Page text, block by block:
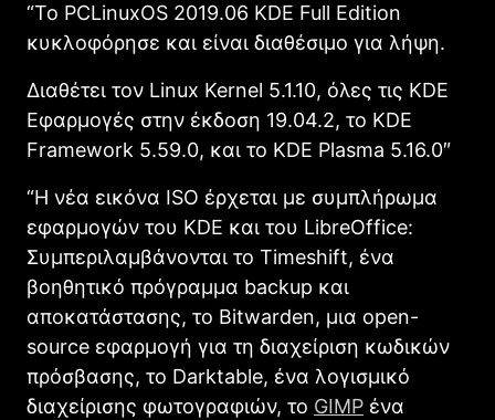
“Το PCLinuxOS 2019.06 KDE Full Edition
κυκλοφόρησε και είναι διαθέσιμο για λήψη.
Διαθέτει τον Linux Kernel 5.1.10, όλες τις KDE
Εφαρμογές στην έκδοση 19.04.2, το KDE
Framework 5.59.0, και το KDE Plasma 5.16.0″
“Η νέα εικόνα ISO έρχεται με συμπλήρωμα
εφαρμογών του KDE και του LibreOffice:
Συμπεριλαμβάνονται το Timeshift, ένα
βοηθητικό πρόγραμμα backup και
αποκατάστασης, το Bitwarden, μια open-
source εφαρμογή για τη διαχείριση κωδικών
πρόσβασης, το Darktable, ένα λογισμικό
διαχείρισης φωτογραφιών, το GIMP ένα